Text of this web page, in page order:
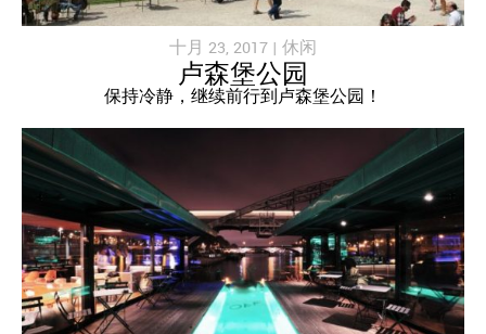
十月 23, 2017 | 休闲
卢森堡公园
保持冷静，继续前行到卢森堡公园！